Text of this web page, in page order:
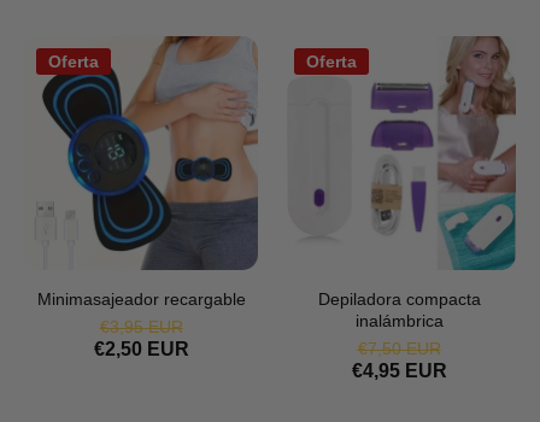
Oferta
Minimasajeador recargable
€3,95 EUR
€2,50 EUR
Oferta
Depiladora compacta
inalámbrica
€7,50 EUR
€4,95 EUR